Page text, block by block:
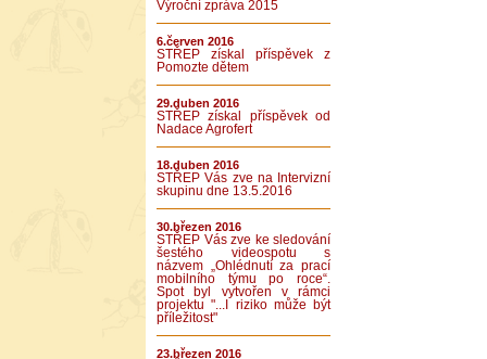
Výroční zpráva 2015
6.červen 2016
STŘEP získal příspěvek z
Pomozte dětem
29.duben 2016
STŘEP získal příspěvek od
Nadace Agrofert
18.duben 2016
STŘEP Vás zve na Intervizní
skupinu dne 13.5.2016
30.březen 2016
STŘEP Vás zve ke sledování
šestého videospotu s
názvem „Ohlédnutí za prací
mobilního týmu po roce“.
Spot byl vytvořen v rámci
projektu "...I riziko může být
příležitost"
23.březen 2016